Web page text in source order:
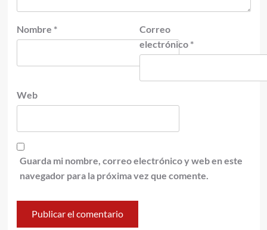
Nombre *
Correo
electrónico *
Web
Guarda mi nombre, correo electrónico y web en este
navegador para la próxima vez que comente.